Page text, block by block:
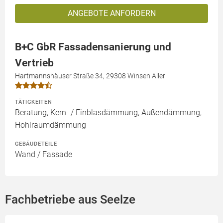
ANGEBOTE ANFORDERN
B+C GbR Fassadensanierung und
Vertrieb
Hartmannshäuser Straße 34, 29308 Winsen Aller
TÄTIGKEITEN
Beratung, Kern- / Einblasdämmung, Außendämmung,
Hohlraumdämmung
GEBÄUDETEILE
Wand / Fassade
Fachbetriebe aus Seelze